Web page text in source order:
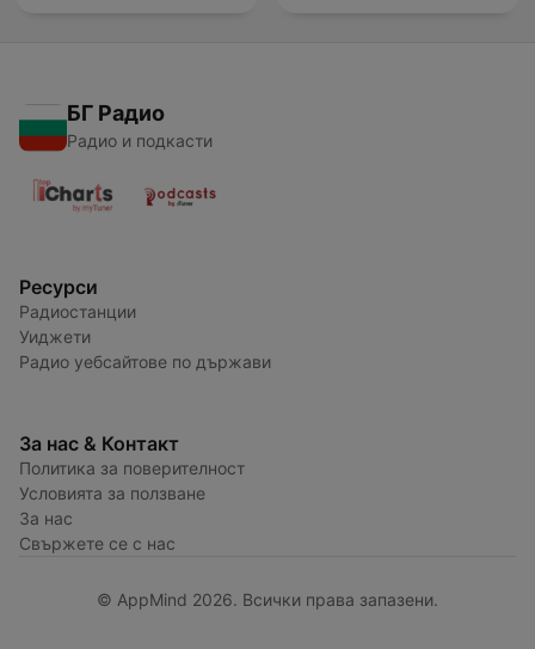
БГ Радио
Радио и подкасти
Ресурси
Радиостанции
Уиджети
Радио уебсайтове по държави
За нас & Контакт
Политика за поверителност
Условията за ползване
За нас
Свържете се с нас
© AppMind 2026. Всички права запазени.